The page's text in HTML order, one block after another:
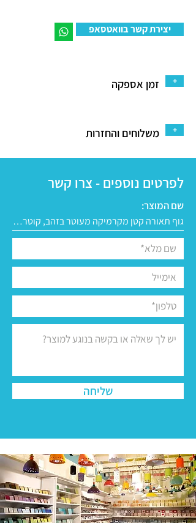
יצירת קשר בוואטסאפ
זמן אספקה +
משלוחים והחזרות +
לפרטים נוספים - צרו קשר
שם המוצר:
שליחה